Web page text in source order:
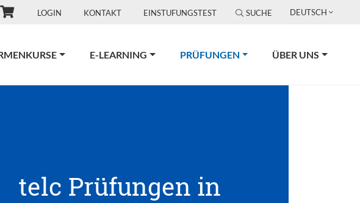
LOGIN KONTAKT EINSTUFUNGSTEST SUCHE DEUTSCH
E-LEARNING PRÜFUNGEN(CURRENT)ÜBER UNS
telc Prüfungen in